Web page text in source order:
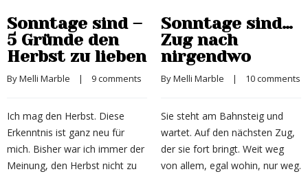
Sonntage sind –
5 Gründe den
Herbst zu lieben
By Melli Marble
    |
9 comments
Ich mag den Herbst. Diese
Erkenntnis ist ganz neu für
mich. Bisher war ich immer der
Meinung, den Herbst nicht zu
Sonntage sind…
Zug nach
nirgendwo
By Melli Marble
    |
10 comments
Sie steht am Bahnsteig und
wartet. Auf den nächsten Zug,
der sie fort bringt. Weit weg
von allem, egal wohin, nur weg.